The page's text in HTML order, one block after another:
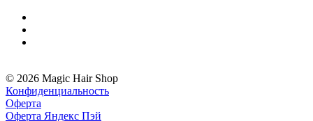
© 2026 Magic Hair Shop
Конфиденциальность
Оферта
Оферта Яндекс Пэй